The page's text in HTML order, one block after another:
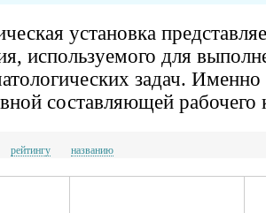
установка
используемого для
задач. Именно
составляющей рабочего
рейтингу названию